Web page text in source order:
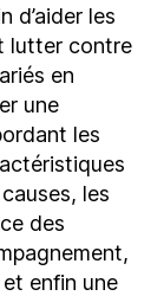
d’aider les
lutter contre
en
une
les
les
des
enfin une